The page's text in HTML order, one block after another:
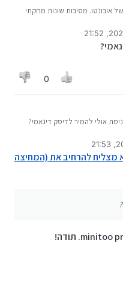
אובונטו. מסיבות שונות מחקתי
ידי
0
ניסת אולי להמיר לדיסק דינאמי?
מצליח להרחיב את (המחיצה